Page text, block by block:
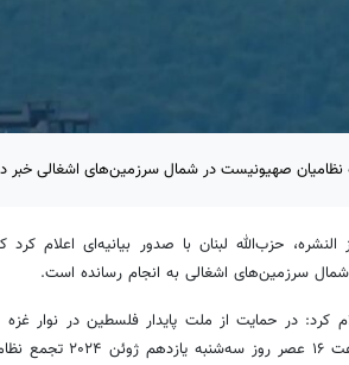
نظامیان صهیونیست در شمال سرزمین‌های اشغالی خبر
النشره، حزب‌الله لبنان با صدور بیانیه‌ای اعلام
سرزمین‌های اشغالی به انجام رسانده است.
کرد: در حمایت از ملت پایدار فلسطین در
آنان، رزمندگان مقاومت